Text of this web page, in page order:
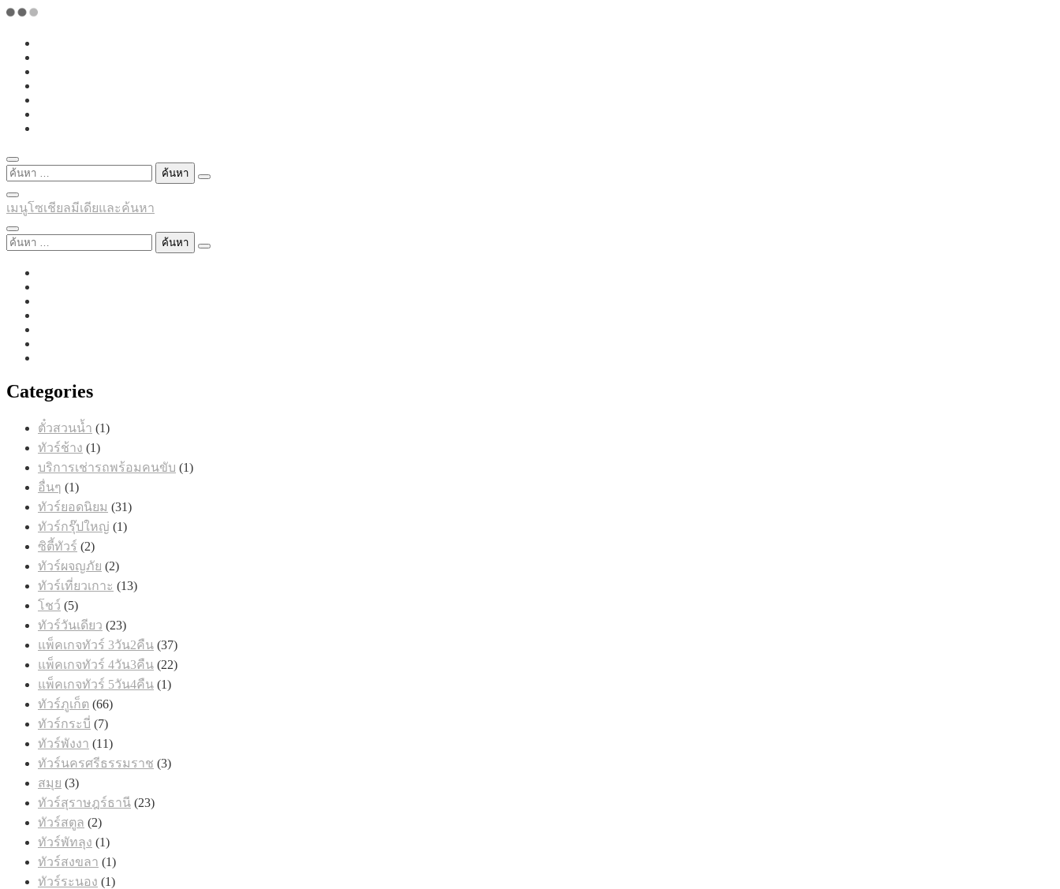
Skip
content
ค้นหา
สำหรับ:
เมนูโซเชียลมีเดียและค้นหา
ค้นหา
Categories
ตั๋วสวนน้ำ 11
ทัวร์ช้าง 11
สินค้า
บริการเช่ารถพร้อมคนขับ 11
อื่นๆ 11
สินค้า
ทัวร์ยอดนิยม 3131
ทัวร์กรุ๊ปใหญ่ 11
ซิตี้ทัวร์ 22
สินค้า
ทัวร์ผจญภัย 22
สินค้า
ทัวร์เที่ยวเกาะ 1313
โชว์ 55
สินค้า
ทัวร์วันเดียว 2323
สินค้า
แพ็คเกจทัวร์ 3วัน2คืน 3737
สินค้า
แพ็คเกจทัวร์ 4วัน3คืน 2222
แพ็คเกจทัวร์ 5วัน4คืน 11
ทัวร์ภูเก็ต 6666
ทัวร์กระบี่ 77
สินค้า
ทัวร์พังงา 1111
ทัวร์นครศรีธรรมราช 33
สมุย 33
สินค้า
ทัวร์สุราษฎร์ธานี 2323
ทัวร์สตูล 22
สินค้า
ทัวร์พัทลุง 11
สินค้า
ทัวร์สงขลา 11
สินค้า
ทัวร์ระนอง 11